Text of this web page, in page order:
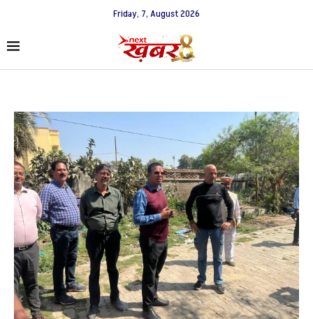
Friday, 7, August 2026